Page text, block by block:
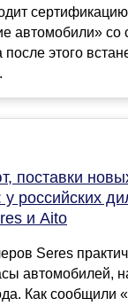
автомобили» со
после этого
поставки
российских
и Aito
Seres
автомобилей,
Как сообщили